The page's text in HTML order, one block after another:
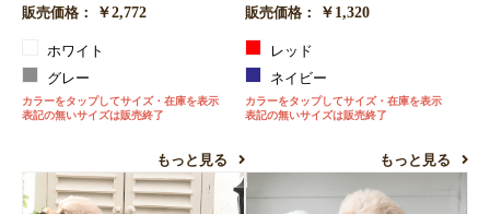
販売価格：
￥2,772
ホワイト
グレー
カラーをタップしてサイズ・在庫を表示
表記の無いサイズは販売終了
もっと見る
販売価格：
￥1,320
レッド
ネイビー
カラーをタップしてサイズ・在庫を表示
表記の無いサイズは販売終了
もっと見る